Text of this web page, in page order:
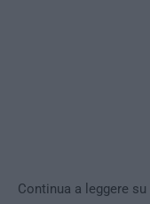
Continua a leggere su